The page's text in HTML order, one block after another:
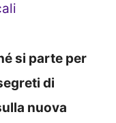
si parte per
di
nuova